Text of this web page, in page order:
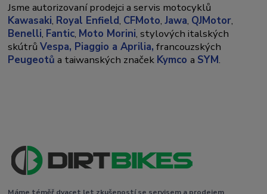
Jsme autorizovaní prodejci a servis motocyklů
Kawasaki, Royal Enfield, CFMoto,Jawa, QJMotor,
Benelli, Fantic, Moto Morini, stylových italských
skútrůVespa, Piaggio a Aprilia, francouzských
Peugeotů a taiwanských značek Kymcoa SYM.